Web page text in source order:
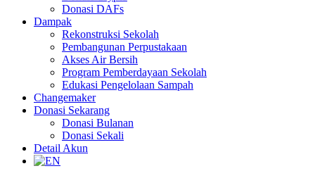
Donasi DAFs
Dampak
Rekonstruksi Sekolah
Pembangunan Perpustakaan
Akses Air Bersih
Program Pemberdayaan Sekolah
Edukasi Pengelolaan Sampah
Changemaker
Donasi Sekarang
Donasi Bulanan
Donasi Sekali
Detail Akun